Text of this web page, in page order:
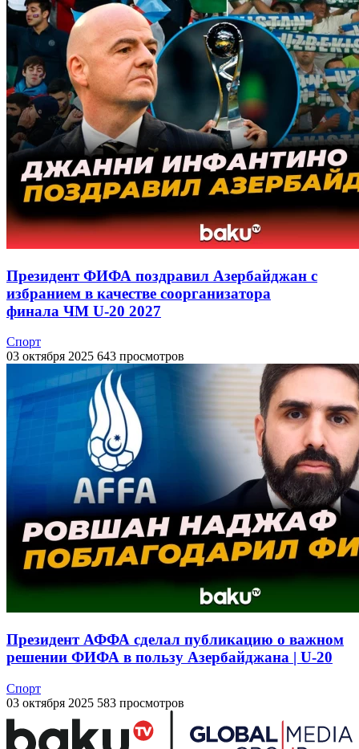
Президент ФИФА поздравил Азербайджан с
избранием в качестве соорганизатора
финала ЧМ U-20 2027
Спорт
03 октября 2025 643 просмотров
Президент АФФА сделал публикацию о важном
решении ФИФА в пользу Азербайджана | U-20
Спорт
03 октября 2025 583 просмотров